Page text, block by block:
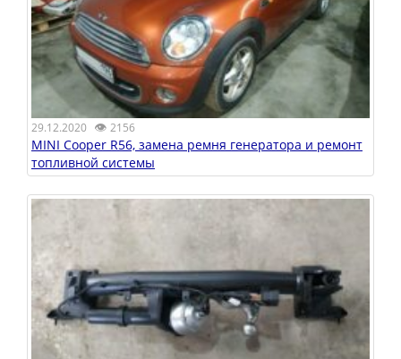
29.12.2020 👁 2156
MINI Cooper R56, замена ремня генератора и ремонт
топливной системы